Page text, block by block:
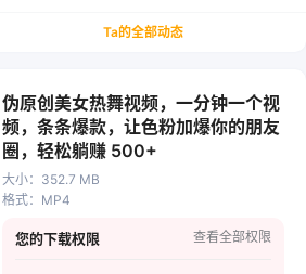
Ta的全部动态
伪原创美女热舞视频，一分钟一个视
频，条条爆款，让色粉加爆你的朋友
圈，轻松躺赚 500+
大小： 352.7 MB
格式： MP4
您的下载权限 查看全部权限